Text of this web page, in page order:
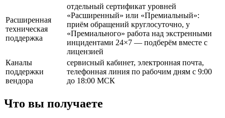
Расширенная
техническая
поддержка
отдельный сертификат уровней
«Расширенный» или «Премиальный»:
приём обращений круглосуточно, у
«Премиального» работа над экстренными
инцидентами 24×7 — подберём вместе с
лицензией
Каналы
поддержки
вендора
сервисный кабинет, электронная почта,
телефонная линия по рабочим дням с 9:00
до 18:00 МСК
Что вы получаете